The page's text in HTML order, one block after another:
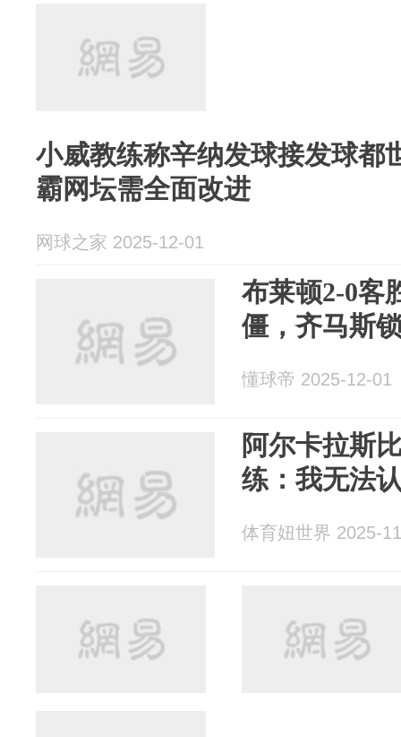
小威教练称辛纳发球接发球都
霸网坛需全面改进
网球之家 2025-12-01
布莱顿2-0客
僵，齐马斯
懂球帝 2025-12-01
阿尔卡拉斯
练：我无法
体育妞世界 2025-